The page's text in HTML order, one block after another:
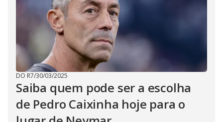
DO R7/30/03/2025
Saiba quem pode ser a escolha
de Pedro Caixinha hoje para o